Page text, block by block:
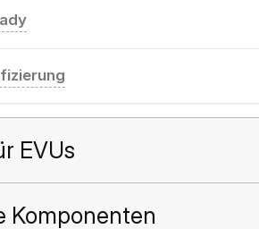
EVUs
Komponenten